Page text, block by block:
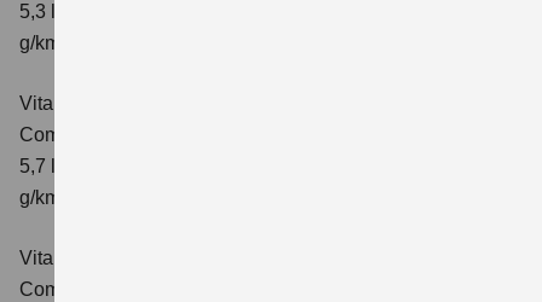
5,3 l/100km; kombinierter Wert der CO₂-Emission: 119
g/km; CO₂-Klasse: D
Vitara 1.4 BOOSTERJET HYBRID AT
Comfort
5,7 l/100 km; kombinierter Wert der CO₂-Emission: 129
g/km; CO₂-Klasse: D
Vitara 1.4 BOOSTERJET HYBRID
Comfort+